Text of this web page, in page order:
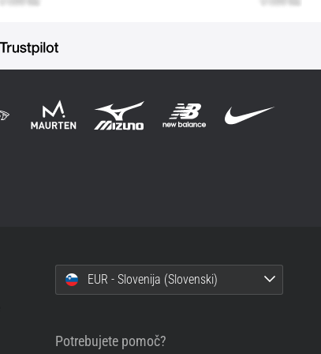
EUR - Slovenija (Slovenski)
Potrebujete pomoč?